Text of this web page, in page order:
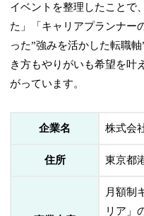
イベントを整理したことで
た」「キャリアプランナー
った”強みを活かした転職
き方もやりがいも希望を叶
がっています。
企業名 株式会
住所 東京都
月額制
リア」